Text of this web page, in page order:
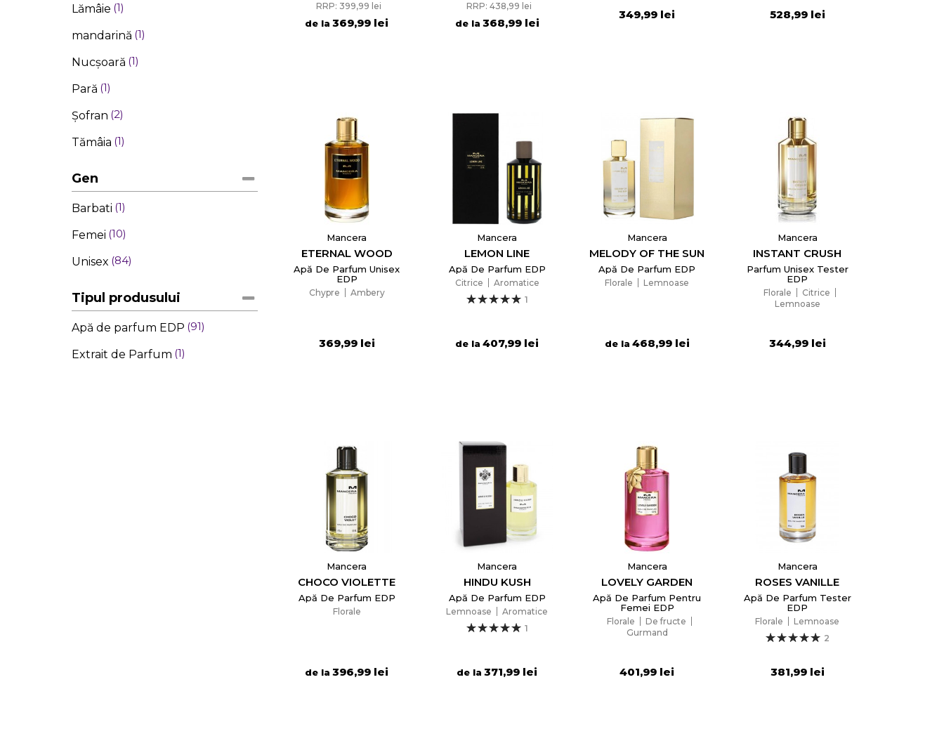
Lemnoase
Mosc 3
Oriental 9
Picant
Pieloase
Lămâie 1
mandarină 1
Nucşoară 1
Pară 1
Şofran 2
Tămâia 1
Gen
Barbati 1
Femei 10
Unisex 84
Tipul produsului
Apă de parfum EDP 91
Extrait de Parfum 1
de la
RRP: 399,99 lei
369,99 lei de la
RRP: 438,99 lei
368,99 lei
349,99 lei 528,99 lei
Mancera
ETERNAL WOOD
Apă De Parfum Unisex
EDP
Chypre Ambery
369,99 lei
Mancera
LEMON LINE
Apă De Parfum EDP
Citrice
Aromatice
1
de la 407,99 lei
Mancera
MELODY OF THE SUN
Apă De Parfum EDP
Florale Lemnoase
de la 468,99 lei
Mancera
INSTANT CRUSH
Parfum Unisex Tester
EDP
Florale
Citrice
Lemnoase
344,99 lei
Mancera
CHOCO VIOLETTE
Apă De Parfum EDP
Florale
de la 396,99 lei
Mancera
HINDU KUSH
Apă De Parfum EDP
Lemnoase
Aromatice
1
de la 371,99 lei
Mancera
LOVELY GARDEN
Apă De Parfum Pentru
Femei EDP
Florale
De fructe
Gurmand
401,99 lei
Mancera
ROSES VANILLE
Apă De Parfum Tester
EDP
Florale
Lemnoase
2
381,99 lei
Creeaza o lista de dorinte